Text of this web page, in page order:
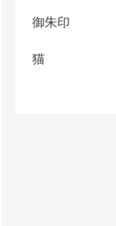
御朱印
猫